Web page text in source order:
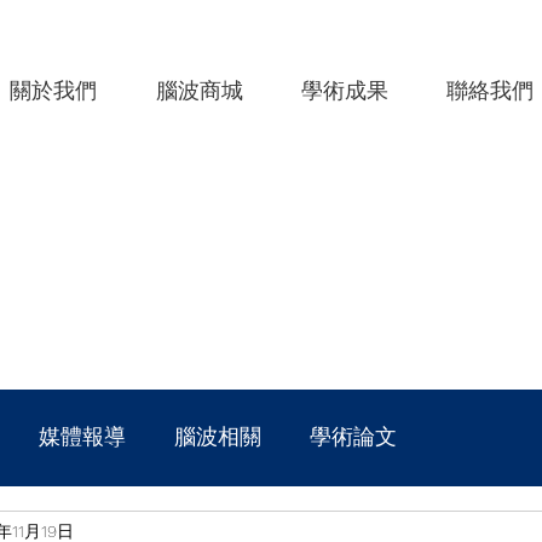
關於我們 腦波商城 學術成果 聯絡我們
媒體報導 腦波相關 學術論文
11月19日